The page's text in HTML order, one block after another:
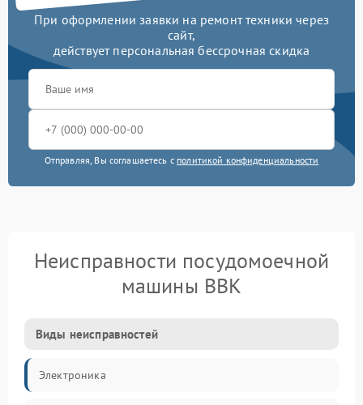
При оформлении заявки на ремонт техники через
сайт,
действует персональная бессрочная скидка
Отправляя, Вы соглашаетесь с политикой конфиденциальности
Неисправности посудомоечной
машины BBK
Виды неисправностей
Электроника